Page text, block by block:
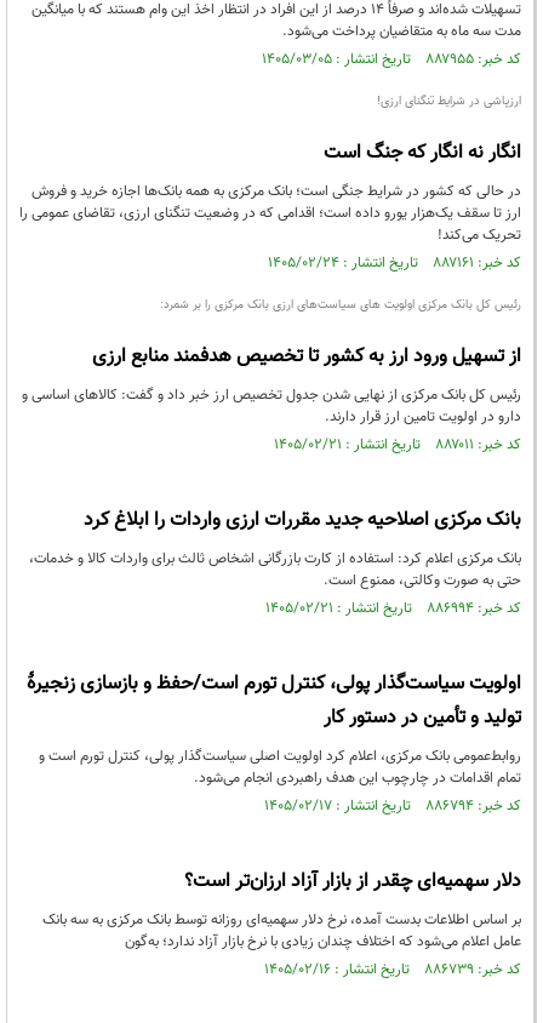
تسهیلات شده‌اند و صرفاً ۱۴ درصد از این افراد در انتظار اخذ این وام هستند که با میانگین
مدت سه ماه به متقاضیان پرداخت می‌شود.
کد خبر: ۸۸۷۹۵۵ تاریخ انتشار : ۱۴۰۵/۰۳/۰۵
ارزپاشی در شرایط تنگنای ارزی!
انگار نه انگار که جنگ است
در حالی‌ که کشور در شرایط جنگی است؛ بانک مرکزی به همه بانک‌ها اجازه خرید و فروش
ارز تا سقف یک‌هزار یورو داده است؛ اقدامی که در وضعیت تنگنای ارزی، تقاضای عمومی را
تحریک می‌کند!
کد خبر: ۸۸۷۱۶۱ تاریخ انتشار : ۱۴۰۵/۰۲/۲۴
رئیس کل بانک مرکزی اولویت های سیاست‌های ارزی بانک مرکزی را بر شمرد:
از تسهیل ورود ارز به کشور تا تخصیص هدفمند منابع ارزی
رئیس کل بانک مرکزی از نهایی شدن جدول تخصیص ارز خبر داد و گفت: کالاهای اساسی و
دارو در اولویت تامین ارز قرار دارند.
کد خبر: ۸۸۷۰۱۱ تاریخ انتشار : ۱۴۰۵/۰۲/۲۱
بانک مرکزی اصلاحیه جدید مقررات ارزی واردات را ابلاغ کرد
بانک مرکزی اعلام کرد: استفاده از کارت بازرگانی اشخاص ثالث برای واردات کالا و خدمات،
حتی به صورت وکالتی، ممنوع است.
کد خبر: ۸۸۶۹۹۴ تاریخ انتشار : ۱۴۰۵/۰۲/۲۱
اولویت سیاست‌گذار پولی، کنترل تورم است/حفظ و بازسازی زنجیرۀ
تولید و تأمین در دستور کار
روابط‌عمومی بانک مرکزی، اعلام کرد اولویت اصلی سیاست‌گذار پولی، کنترل تورم است و
تمام اقدامات در چارچوب این هدف راهبردی انجام می‌شود.
کد خبر: ۸۸۶۷۹۴ تاریخ انتشار : ۱۴۰۵/۰۲/۱۷
دلار سهمیه‌ای چقدر از بازار آزاد ارزان‌تر است؟
بر اساس اطلاعات بدست آمده، نرخ دلار سهمیه‌ای روزانه توسط بانک مرکزی به سه بانک
عامل اعلام می‌شود که اختلاف چندان زیادی با نرخ بازار آزاد ندارد؛ به‌گون
کد خبر: ۸۸۶۷۳۹ تاریخ انتشار : ۱۴۰۵/۰۲/۱۶